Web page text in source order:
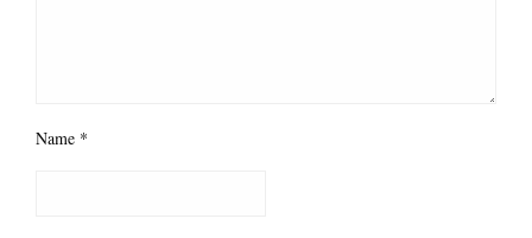
Name *